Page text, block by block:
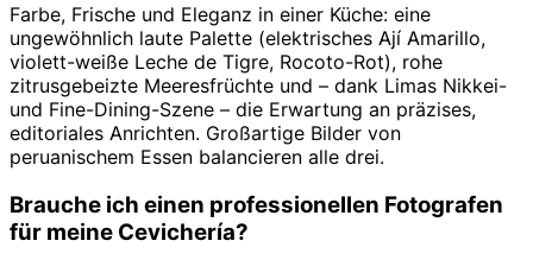
Farbe, Frische und Eleganz in einer Küche: eine
ungewöhnlich laute Palette (elektrisches Ají Amarillo,
violett-weiße Leche de Tigre, Rocoto-Rot), rohe
zitrusgebeizte Meeresfrüchte und – dank Limas Nikkei-
und Fine-Dining-Szene – die Erwartung an präzises,
editoriales Anrichten. Großartige Bilder von
peruanischem Essen balancieren alle drei.
Brauche ich einen professionellen Fotografen
für meine Cevichería?